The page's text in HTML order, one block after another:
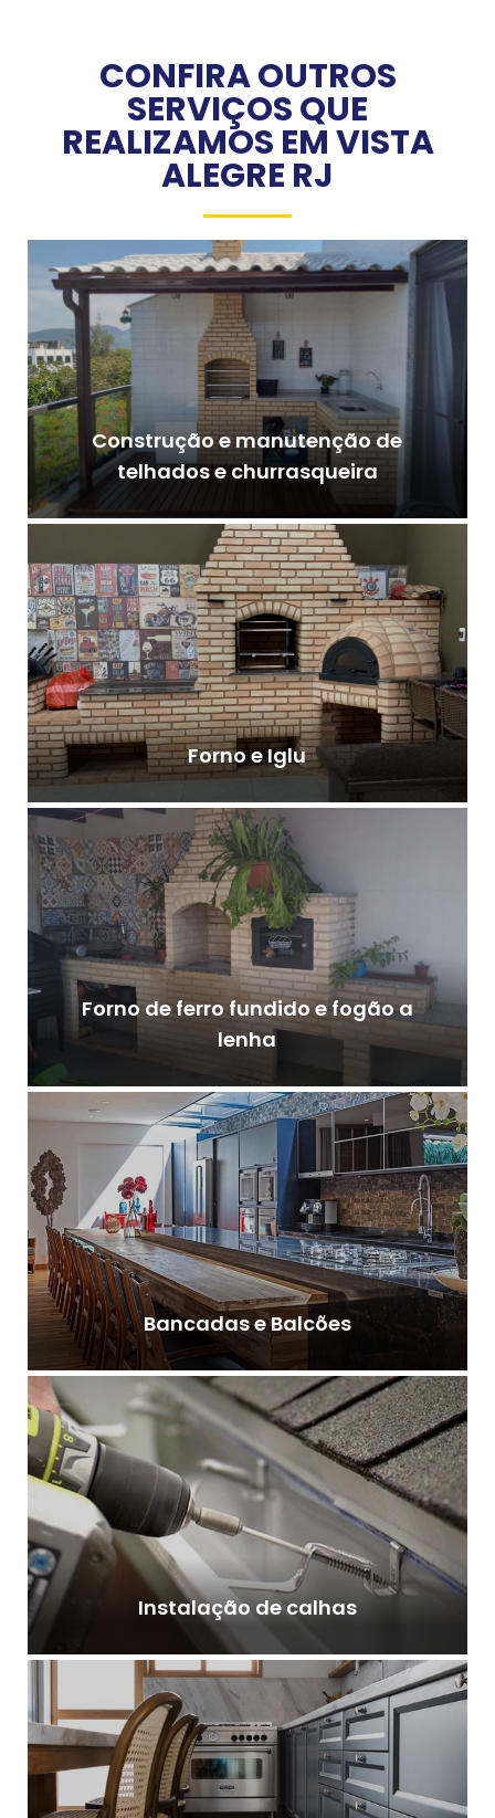
CONFIRA OUTROS
SERVIÇOS QUE
REALIZAMOS EM VISTA
ALEGRE RJ
Construção e manutenção de
telhados e churrasqueira
Forno e Iglu
Forno de ferro fundido e fogão a
lenha
Bancadas e Balcões
Instalação de calhas